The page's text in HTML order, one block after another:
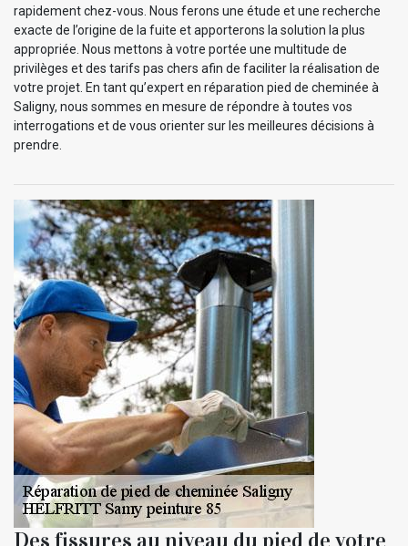
rapidement chez-vous. Nous ferons une étude et une recherche
exacte de l’origine de la fuite et apporterons la solution la plus
appropriée. Nous mettons à votre portée une multitude de
privilèges et des tarifs pas chers afin de faciliter la réalisation de
votre projet. En tant qu’expert en réparation pied de cheminée à
Saligny, nous sommes en mesure de répondre à toutes vos
interrogations et de vous orienter sur les meilleures décisions à
prendre.
Des fissures au niveau du pied de votre